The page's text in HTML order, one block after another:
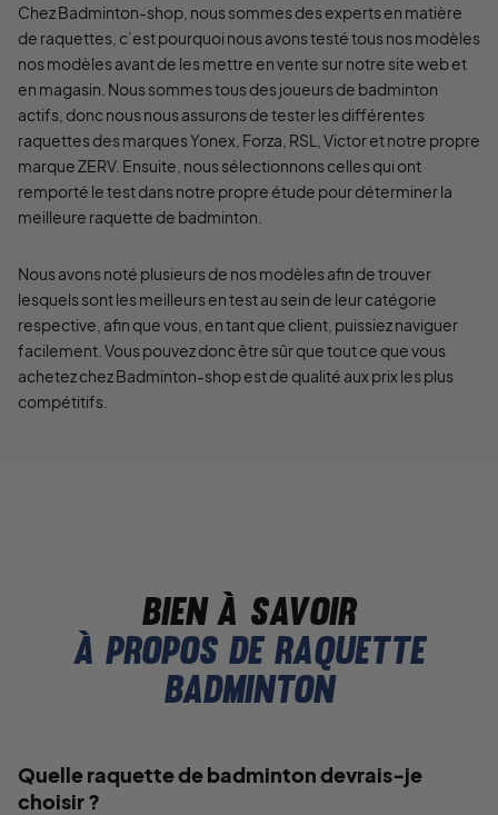
Chez Badminton-shop, nous sommes des experts en matière
de raquettes, c’est pourquoi nous avons testé tous nos modèles
nos modèles avant de les mettre en vente sur notre site web et
en magasin. Nous sommes tous des joueurs de badminton
actifs, donc nous nous assurons de tester les différentes
raquettes des marques Yonex, Forza, RSL, Victor et notre propre
marque ZERV. Ensuite, nous sélectionnons celles qui ont
remporté le test dans notre propre étude pour déterminer la
meilleure raquette de badminton.
Nous avons noté plusieurs de nos modèles afin de trouver
lesquels sont les meilleurs en test au sein de leur catégorie
respective, afin que vous, en tant que client, puissiez naviguer
facilement. Vous pouvez donc être sûr que tout ce que vous
achetez chez Badminton-shop est de qualité aux prix les plus
compétitifs.
Bien à savoir
À propos de raquette
badminton
Quelle raquette de badminton devrais-je
choisir ?